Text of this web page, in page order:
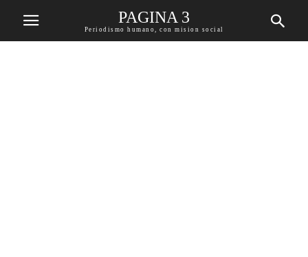
PAGINA 3
Periodismo humano, con mision social